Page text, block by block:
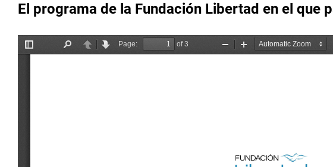
El programa de la Fundación Libertad en el que